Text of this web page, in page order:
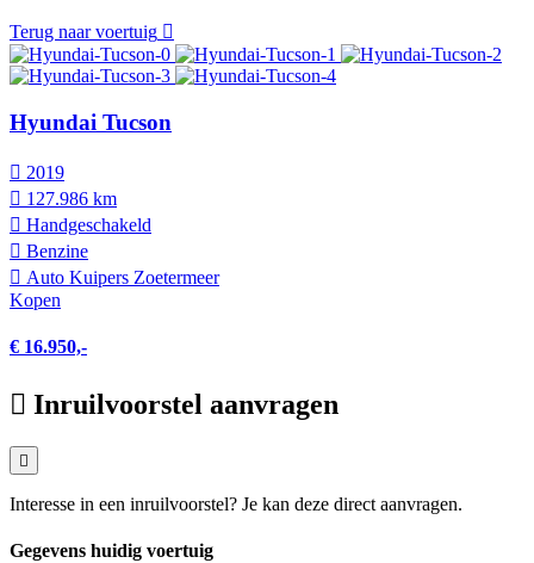
Terug naar voertuig
Hyundai Tucson
2019
127.986 km
Hand­geschakeld
Benzine
Auto Kuipers Zoetermeer
Kopen
€ 16.950,-
Inruilvoorstel aanvragen
Interesse in een inruilvoorstel? Je kan deze direct aanvragen.
Gegevens huidig voertuig